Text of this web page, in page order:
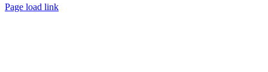
Page load link